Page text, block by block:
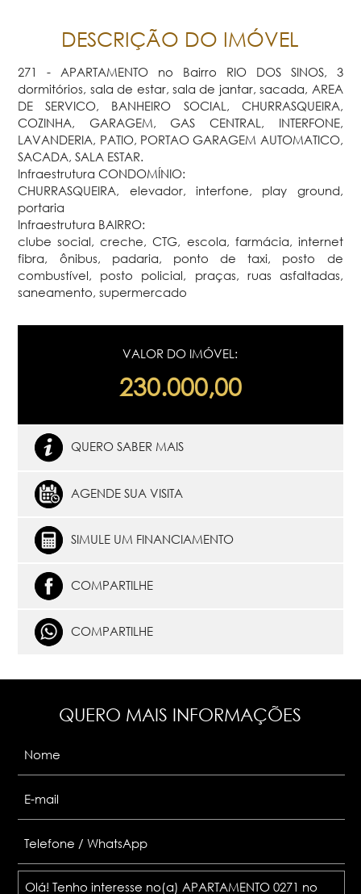
DESCRIÇÃO DO IMÓVEL
271 - APARTAMENTO no Bairro RIO DOS SINOS, 3
dormitórios, sala de estar, sala de jantar, sacada, AREA
DE SERVICO, BANHEIRO SOCIAL, CHURRASQUEIRA,
COZINHA, GARAGEM, GAS CENTRAL, INTERFONE,
LAVANDERIA, PATIO, PORTAO GARAGEM AUTOMATICO,
SACADA, SALA ESTAR.
Infraestrutura CONDOMÍNIO:
CHURRASQUEIRA, elevador, interfone, play ground,
portaria
Infraestrutura BAIRRO:
clube social, creche, CTG, escola, farmácia, internet
fibra, ônibus, padaria, ponto de taxi, posto de
combustível, posto policial, praças, ruas asfaltadas,
saneamento, supermercado
VALOR DO IMÓVEL:
230.000,00
QUERO SABER MAIS
AGENDE SUA VISITA
SIMULE UM FINANCIAMENTO
COMPARTILHE
COMPARTILHE
QUERO MAIS INFORMAÇÕES